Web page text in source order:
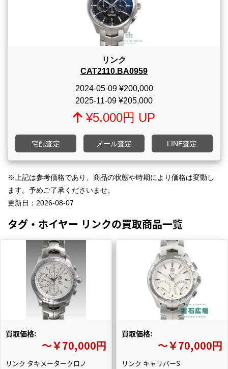
リンク
CAT2110.BA0959
2024-05-09¥200,000
2025-11-09 ¥205,000
¥5,000円 UP
宅配査定 メール査定 LINE査定
※上記は参考価格であり、商品の状態や時期により価格は変動し
ます。予めご了承くださいませ。
更新日： 2026-08-07
タグ・ホイヤー リンクの買取商品一覧
買取価格:
〜￥70,000円
リンク タキメータークロノ
買取価格:
〜￥70,000円
リンク キャリバーS